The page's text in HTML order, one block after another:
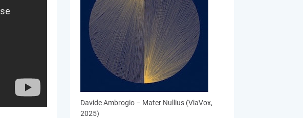
Davide Ambrogio – Mater Nullius (ViaVox,
2025)